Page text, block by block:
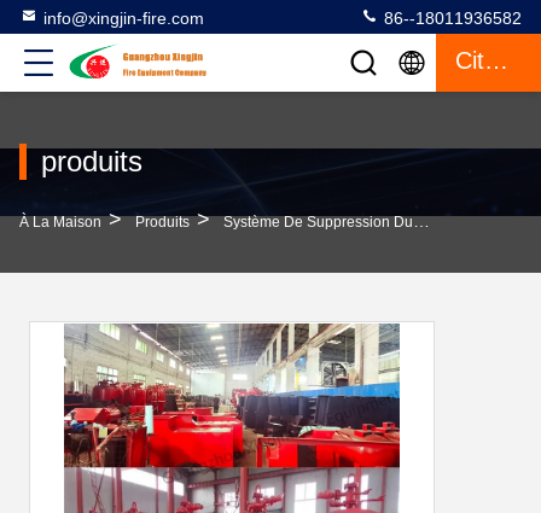
info@xingjin-fire.com 86--18011936582
Citation
produits
À La Maison > Produits > Système De Suppression Du Feu Par Mousse